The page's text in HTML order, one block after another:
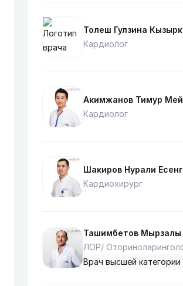
Толеш Гулзина
Кардиолог
Акимжанов Тимур
Кардиолог
Шакиров Нурали
Кардиохирург
Ташимбетов Мырзалы
ЛОР/
Врач высшей категории